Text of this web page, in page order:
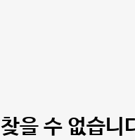
찾을 수 없습니